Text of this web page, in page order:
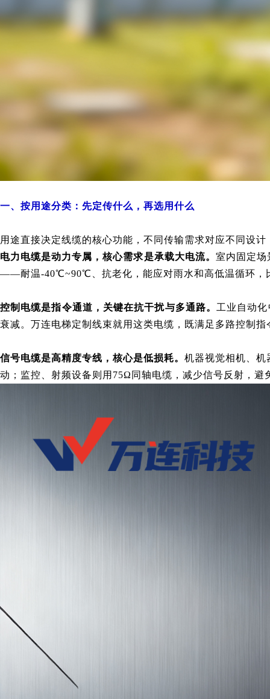
一、按用途分类：先定传什么，再选用什么
用途直接决定线缆的核心功能，不同传输需求对应不同设
电力电缆是动力专属，核心需求是承载大电流。 室内固定
——耐温-40℃~90℃、抗老化，能应对雨水和高低温循环，
控制电缆是指令通道，关键在抗干扰与多通路。工业自动
衰减。万连电梯定制线束就用这类电缆，既满足多路控制
信号电缆是高精度专线，核心是低损耗。 机器视觉相机、机
动；监控、射频设备则用75Ω同轴电缆，减少信号反射，避